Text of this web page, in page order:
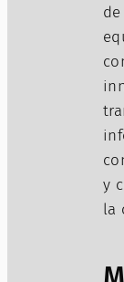
y
la